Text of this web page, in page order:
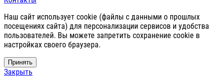
Наш сайт использует cookie (файлы с данными о прошлых
посещениях сайта) для персонализации сервисов и удобства
пользователей. Вы можете запретить сохранение cookie в
настройках своего браузера.
Принять
Закрыть